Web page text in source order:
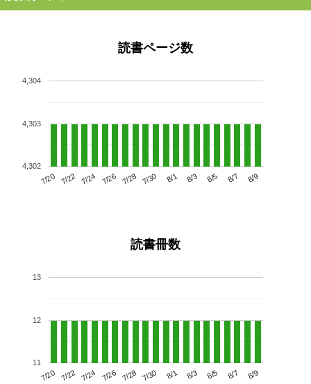
読書ページ数
7/20 7/22 7/24 7/26 7/28 7/30 8/1 8/3 8/5 8/7 8/9
4,302
4,303
4,304
読書冊数
7/20 7/22 7/24 7/26 7/28 7/30 8/1 8/3 8/5 8/7 8/9
11
12
13